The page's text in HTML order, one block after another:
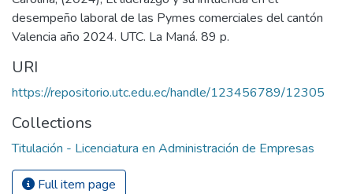
desempeño laboral de las Pymes comerciales del cantón
Valencia año 2024. UTC. La Maná. 89 p.
URI
https://repositorio.utc.edu.ec/handle/123456789/12305
Collections
Titulación - Licenciatura en Administración de Empresas
Full item page